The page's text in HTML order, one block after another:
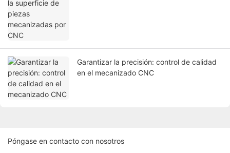
Garantizar la precisión: control de calidad
en el mecanizado CNC
Póngase en contacto con nosotros